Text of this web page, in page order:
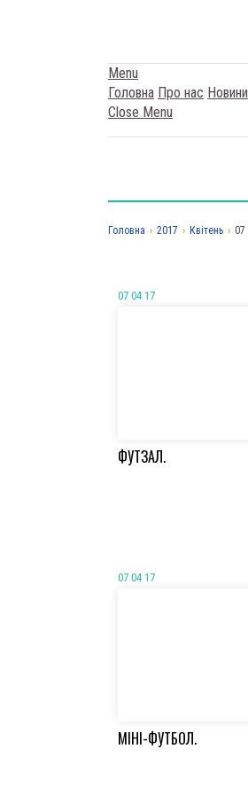
Menu
Головна Про нас Новини
Close Menu
Головна › 2017 › Квітень › 07
07 04 17
ФУТЗАЛ.
07 04 17
МІНІ-ФУТБОЛ.